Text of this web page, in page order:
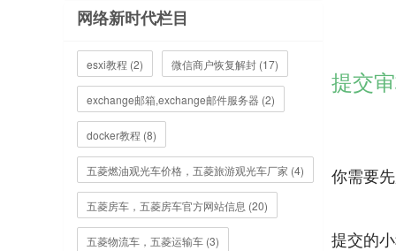
网络新时代栏目
esxi教程 (2) 微信商户恢复解封 (17)
exchange邮箱,exchange邮件服务器 (2)
docker教程 (8)
五菱燃油观光车价格，五菱旅游观光车厂家 (4)
五菱房车，五菱房车官方网站信息 (20)
五菱物流车，五菱运输车 (3)
提交
你需要
提交的